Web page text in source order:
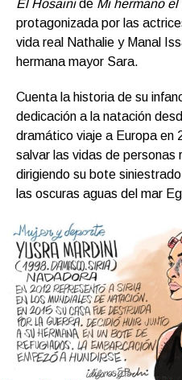
El Hosainide Mi hermano el
protagonizada por las
vida real Nathalie y Manal
hermana mayor Sara.
Cuenta la historia de su
dedicación a la natación
dramático viaje a Europa en
salvar las vidas de personas
dirigiendo su bote
las oscuras aguas del mar